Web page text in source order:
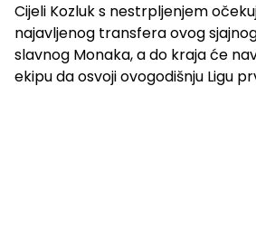
Cijeli Kozluk s nestrpljenjem
najavljenog transfera ovog
slavnog Monaka, a do kraja će
ekipu da osvoji ovogodišnju Ligu